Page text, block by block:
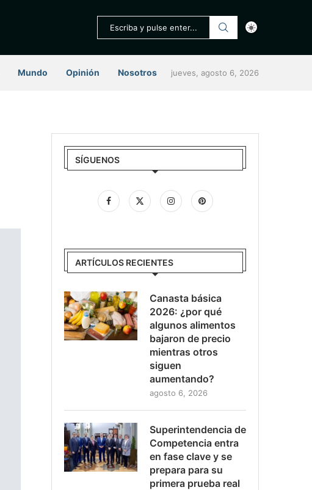
Mundo Opinión Nosotros jueves, agosto 6, 2026
SÍGUENOS
ARTÍCULOS RECIENTES
Canasta básica
2026: ¿por qué
algunos alimentos
bajaron de precio
mientras otros
siguen
aumentando?
agosto 6, 2026
Superintendencia de
Competencia entra
en fase clave y se
prepara para su
primera prueba real